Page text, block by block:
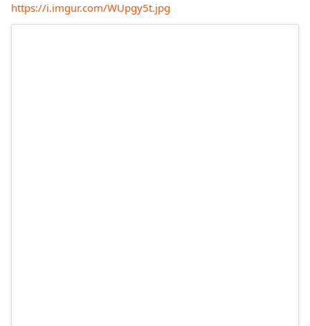
https://i.imgur.com/WUpgy5t.jpg